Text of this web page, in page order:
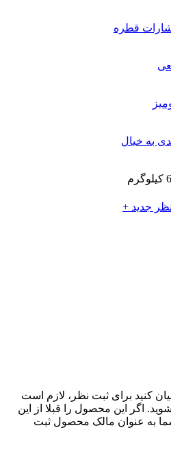
قطره
به خیال
جدید +
کنید برای ثبت نظر، لازم است
اگر این محصول را قبلا از این
به عنوان مالک محصول ثبت